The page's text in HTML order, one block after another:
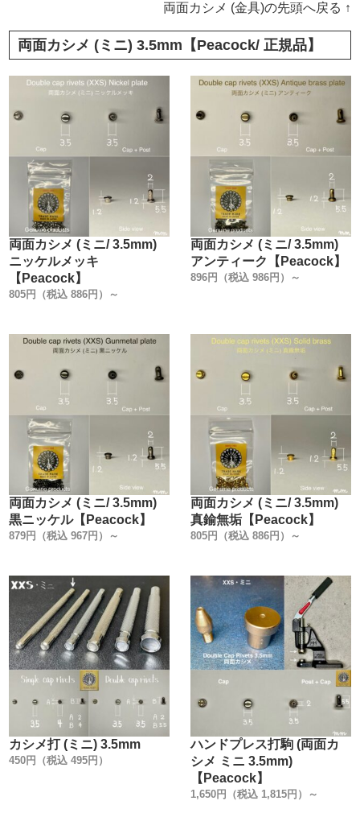
両面カシメ (金具)の先頭へ戻る ↑
両面カシメ (ミニ) 3.5mm【Peacock/ 正規品】
両面カシメ (ミニ/ 3.5mm)
ニッケルメッキ
【Peacock】
805円（税込 886円）～
両面カシメ (ミニ/ 3.5mm)
アンティーク【Peacock】
896円（税込 986円）～
両面カシメ (ミニ/ 3.5mm)
黒ニッケル【Peacock】
879円（税込 967円）～
両面カシメ (ミニ/ 3.5mm)
真鍮無垢【Peacock】
805円（税込 886円）～
カシメ打 (ミニ) 3.5mm
450円（税込 495円）
ハンドプレス打駒 (両面カ
シメ ミニ 3.5mm)
【Peacock】
1,650円（税込 1,815円）～